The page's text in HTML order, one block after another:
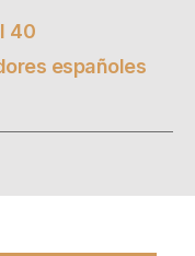
40
españoles